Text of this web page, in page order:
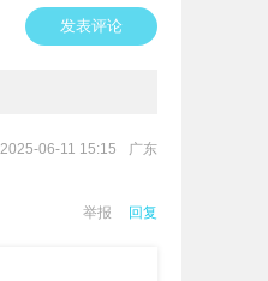
发表评论
2025-06-11 15:15 广东
举报 回复